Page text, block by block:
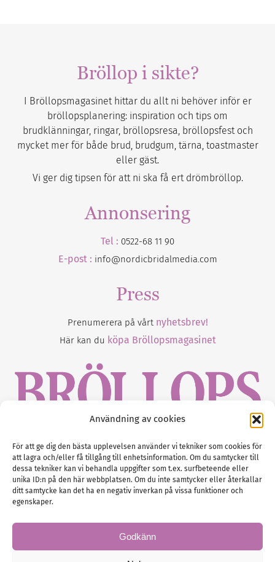
Användning av cookies
För att ge dig den bästa upplevelsen använder vi tekniker som cookies för
att lagra och/eller få tillgång till enhetsinformation. Om du samtycker till
dessa tekniker kan vi behandla uppgifter som t.ex. surfbeteende eller
unika ID:n på den här webbplatsen. Om du inte samtycker eller återkallar
ditt samtycke kan det ha en negativ inverkan på vissa funktioner och
egenskaper.
Godkänn
Bröllop i sikte?
I Bröllopsmagasinet hittar du allt ni behöver inför er
bröllopsplanering: inspiration och tips om
brudklänningar, ringar, bröllopsresa, bröllopsfest och
mycket mer för både brud, brudgum, tärna, toastmaster
eller gäst.
Vi ger dig tipsen för att ni ska få ert drömbröllop.
Annonsering
Tel : 0522-68 11 90
E-post : info@nordicbridalmedia.com
Press
Prenumerera på vårt nyhetsbrev!
Här kan du köpa Bröllopsmagasinet
Gustaf Mattssons väg 2, 451 50 Uddevalla
Tel :0522-68 11 90
E-post:info@nordicbridalmedia.com